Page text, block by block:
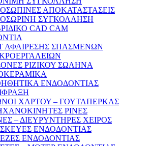
ΑΠΟΚΑΤΑΣΤΑΣΕΙΣ
ΣΥΓΚΟΛΛΗΣΗ
CAD CAM
ΑΦΑΙΡΕΣΗΣ ΣΠΑΣΜΕΝΩΝ
ΡΙΖΙΚΟΥ ΣΩΛΗΝΑ
ΕΝΔΟΔΟΝΤΙΑΣ
ΧΑΡΤΟΥ – ΓΟΥΤΑΠΕΡΚΑΣ
ΡΙΝΕΣ
– ΔΙΕΥΡΥΝΤΗΡΕΣ ΧΕΙΡΟΣ
ΕΝΔΟΔΟΝΤΙΑΣ
ΕΝΔΟΔΟΝΤΙΑΣ